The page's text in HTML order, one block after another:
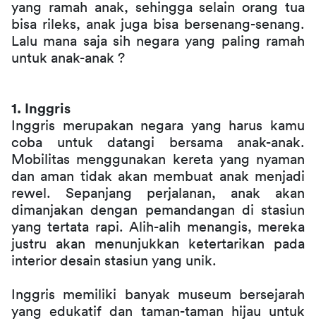
yang ramah anak, sehingga selain orang tua
bisa rileks, anak juga bisa bersenang-senang.
Lalu mana saja sih negara yang paling ramah
untuk anak-anak ?
1. Inggris
Inggris merupakan negara yang harus kamu
coba untuk datangi bersama anak-anak.
Mobilitas menggunakan kereta yang nyaman
dan aman tidak akan membuat anak menjadi
rewel. Sepanjang perjalanan, anak akan
dimanjakan dengan pemandangan di stasiun
yang tertata rapi. Alih-alih menangis, mereka
justru akan menunjukkan ketertarikan pada
interior desain stasiun yang unik.
Inggris memiliki banyak museum bersejarah
yang edukatif dan taman-taman hijau untuk